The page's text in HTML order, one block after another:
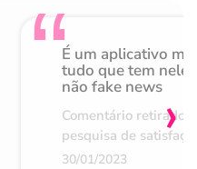
É um aplicativo
tudo que tem nele
não fake news
Comentário retirado
pesquisa de
30/01/2023
›